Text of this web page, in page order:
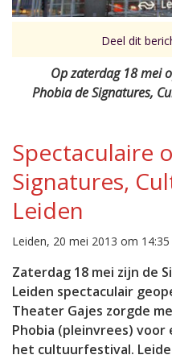
Deel dit
Op zaterdag 18 mei
Phobia de Signatures,
Spectaculaire
Signatures,
Leiden
Leiden, 20 mei 2013 om
Zaterdag 18 mei zijn de
Leiden spectaculair
Theater Gajes zorgde
Phobia (pleinvrees)
het cultuurfestival.